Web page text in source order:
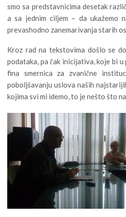
smo sa predstavnicima desetak
a sa jednim ciljem – da ukažemo
prevashodno zanemarivanja starih
Kroz rad na tekstovima došlo se
podataka, pa čak inicijativa, koje bi
fina smernica za zvanične
poboljšavanju uslova naših
kojima svi mi idemo, to je nešto što